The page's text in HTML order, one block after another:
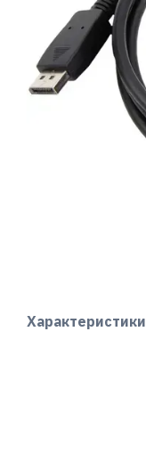
Характеристики